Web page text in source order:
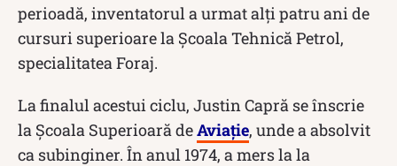
perioadă, inventatorul a urmat alți patru ani de
cursuri superioare la Școala Tehnică Petrol,
specialitatea Foraj.
La finalul acestui ciclu, Justin Capră se înscrie
la Școala Superioară deAviație, unde a absolvit
ca subinginer. În anul 1974, a mers la la